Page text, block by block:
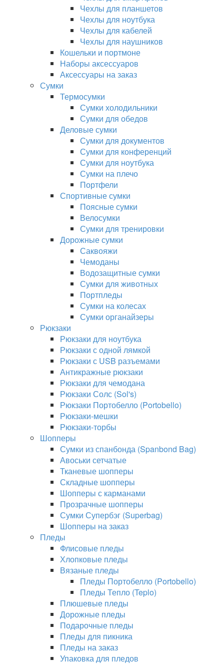
Чехлы для планшетов
Чехлы для ноутбука
Чехлы для кабелей
Чехлы для наушников
Кошельки и портмоне
Наборы аксессуаров
Аксессуары на заказ
Сумки
Термосумки
Сумки холодильники
Сумки для обедов
Деловые сумки
Сумки для документов
Сумки для конференций
Сумки для ноутбука
Сумки на плечо
Портфели
Спортивные сумки
Поясные сумки
Велосумки
Сумки для тренировки
Дорожные сумки
Саквояжи
Чемоданы
Водозащитные сумки
Сумки для животных
Портпледы
Сумки на колесах
Сумки органайзеры
Рюкзаки
Рюкзаки для ноутбука
Рюкзаки с одной лямкой
Рюкзаки с USB разъемами
Антикражные рюкзаки
Рюкзаки для чемодана
Рюкзаки Солс (Sol's)
Рюкзаки Портобелло (Portobello)
Рюкзаки-мешки
Рюкзаки-торбы
Шопперы
Сумки из спанбонда (Spanbond Bag)
Авоськи сетчатые
Тканевые шопперы
Складные шопперы
Шопперы с карманами
Прозрачные шопперы
Сумки Супербэг (Superbag)
Шопперы на заказ
Пледы
Флисовые пледы
Хлопковые пледы
Вязаные пледы
Пледы Портобелло (Portobello)
Пледы Тепло (Teplo)
Плюшевые пледы
Дорожные пледы
Подарочные пледы
Пледы для пикника
Пледы на заказ
Упаковка для пледов